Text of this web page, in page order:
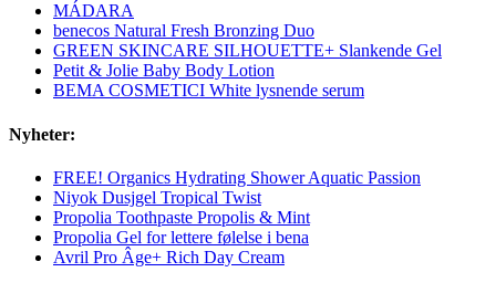
MÁDARA
benecos Natural Fresh Bronzing Duo
GREEN SKINCARE SILHOUETTE+ Slankende Gel
Petit & Jolie Baby Body Lotion
BEMA COSMETICI White lysnende serum
Nyheter:
FREE! Organics Hydrating Shower Aquatic Passion
Niyok Dusjgel Tropical Twist
Propolia Toothpaste Propolis & Mint
Propolia Gel for lettere følelse i bena
Avril Pro Âge+ Rich Day Cream